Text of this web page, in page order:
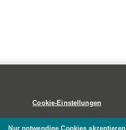
Cookie-Einstellungen
Nur notwendige Cookies akzeptieren